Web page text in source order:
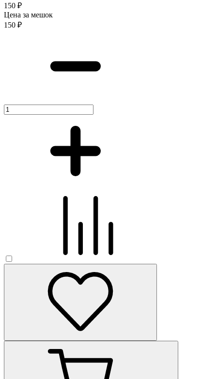
150 ₽
Цена за мешок
150 ₽